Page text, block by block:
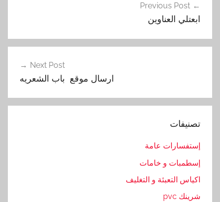
و
,
ا
ل
م
ب
ي
المقالات
Previous Post
ابعتلي العناوين
Next Post
ارسال موقع باب الشعريه
تصنيفات
إستفسارات عامة
إسطمبات و خامات
اكياس التعبئة و التغليف
شرينك pvc